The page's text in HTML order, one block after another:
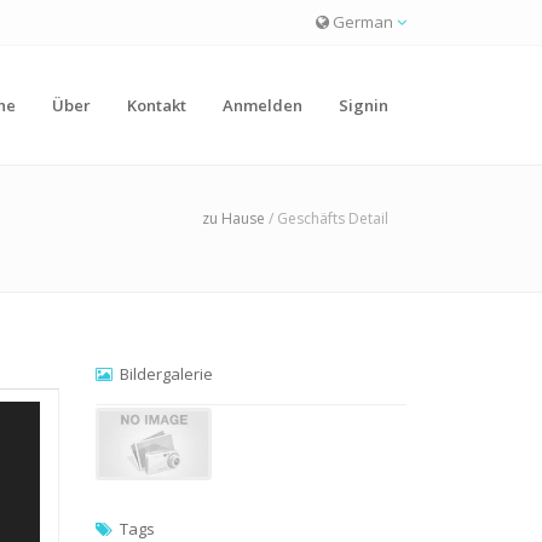
German
Über Kontakt Anmelden Signin
zu Hause / Geschäfts Detail
Bildergalerie
Tags